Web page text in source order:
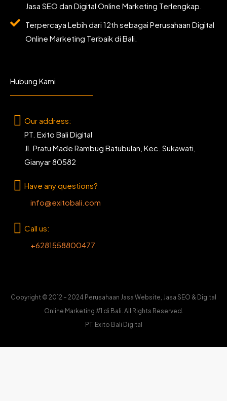
Jasa SEO dan Digital Online Marketing Terlengkap.
Terpercaya Lebih dari 12th sebagai Perusahaan Digital
Online Marketing Terbaik di Bali.
Hubung Kami
Our address:
PT. Exito Bali Digital
Jl. Pratu Made Rambug Batubulan, Kec. Sukawati,
Gianyar 80582
Have any questions?
info@exitobali.com
Call us:
+6281558800477
Copyright © 2012 – 2024 Perusahaan Jasa Website, Jasa SEO & Digital
Online Marketing #1 di Bali. All Rights Reserved.
PT. Exito Bali Digital